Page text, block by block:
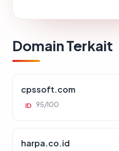
Domain Terkait
cpssoft.com
ID 95/100
harpa.co.id